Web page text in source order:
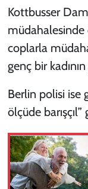
Kottbusser
müdahalesinde
coplarla
genç bir
Berlin polisi ise
ölçüde barışçıl”